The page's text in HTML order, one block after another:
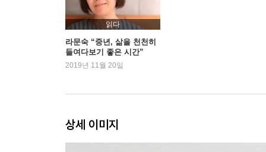
어떤 책을 읽을까요?
살림과 읽기의 균형 잡기
내 몸을 이루는 것들
감추지 말고, 포기하지도 말고
버지니아 울프를 좋아하세요?
마당을 가장 좋아합니다
일단 문을 열고 나가면
읽다
라문숙 “중년, 삶을 천천히
들여다보기 좋은 시간”
2019년 11월 20일
상세 이미지